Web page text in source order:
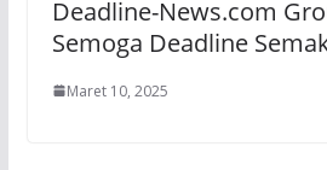
Deadline-News.com
Semoga Deadline
Maret 10, 2025